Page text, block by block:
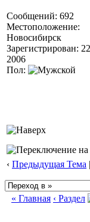
Сообщений: 692
Местоположение:
Новосибирск
Зарегистрирован:
2006
Пол:
‹ Предыдущая Тема |
« Главная ‹ Раздел